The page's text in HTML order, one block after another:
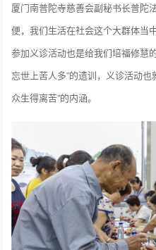
厦门南普陀寺慈善会副秘书长普陀
便，我们生活在社会这个大群体当
参加义诊活动也是给我们培福修慧
忘世上苦人多”的遗训，义诊活动
众生得离苦”的内涵。